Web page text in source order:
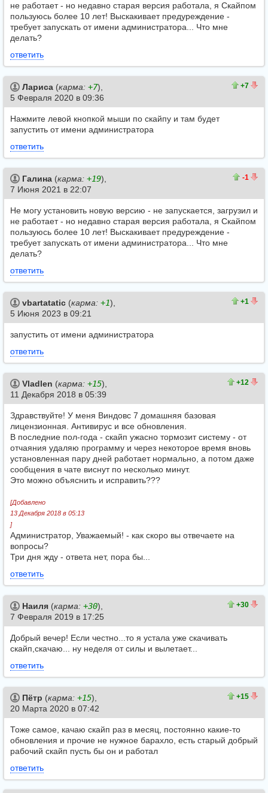
не работает - но недавно старая версия работала, я Скайпом
пользуюсь более 10 лет! Выскакивает предуреждение -
требует запускать от имени администратора... Что мне
делать?
ответить
+7
Лариса (карма: +7),
5 Февраля 2020 в 09:36
Нажмите левой кнопкой мыши по скайпу и там будет
запустить от имени администратора
ответить
-1
Галина (карма: +19),
7 Июня 2021 в 22:07
Не могу установить новую версию - не запускается, загрузил и
не работает - но недавно старая версия работала, я Скайпом
пользуюсь более 10 лет! Выскакивает предуреждение -
требует запускать от имени администратора... Что мне
делать?
ответить
+1
vbartatatic (карма: +1),
5 Июня 2023 в 09:21
запустить от имени администратора
ответить
+12
Vladlen (карма: +15),
11 Декабря 2018 в 05:39
Здравствуйте! У меня Виндовс 7 домашняя базовая
лицензионная. Антивирус и все обновления.
В последние пол-года - скайп ужасно тормозит систему - от
отчаяния удаляю программу и через некоторое время вновь
установленная пару дней работает нормально, а потом даже
сообщения в чате виснут по несколько минут.
Это можно объяснить и исправить???
[Добавлено
13 Декабря 2018 в 05:13
]
Администратор, Уважаемый! - как скоро вы отвечаете на
вопросы?
Три дня жду - ответа нет, пора бы...
ответить
+30
Наиля (карма: +30),
7 Февраля 2019 в 17:25
Добрый вечер! Если честно...то я устала уже скачивать
скайп,скачаю... ну неделя от силы и вылетает...
ответить
+15
Пётр (карма: +15),
20 Марта 2020 в 07:42
Тоже самое, качаю скайп раз в месяц, постоянно какие-то
обновления и прочие не нужное барахло, есть старый добрый
рабочий скайп пусть бы он и работал
ответить